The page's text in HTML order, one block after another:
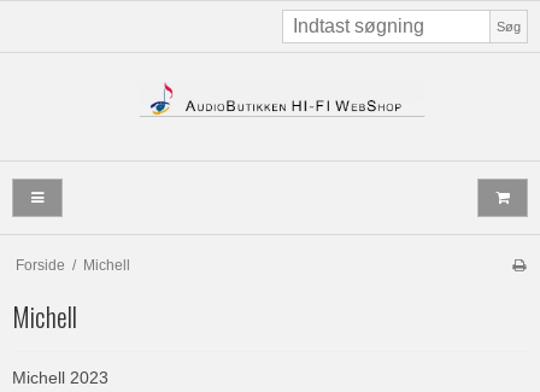
Søg
Forside / Michell
Michell
Michell 2023